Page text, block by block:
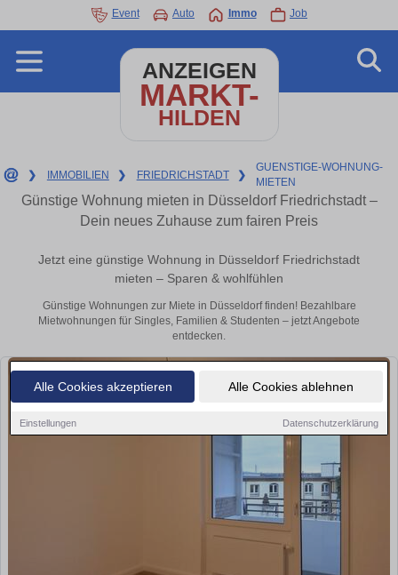
Alle Cookies akzeptieren Alle Cookies ablehnen
Einstellungen Datenschutzerklärung
Event Auto Immo Job
ANZEIGEN
MARKT-
HILDEN
❯ IMMOBILIEN ❯ FRIEDRICHSTADT ❯
GUENSTIGE-WOHNUNG-
MIETEN
Günstige Wohnung mieten in Düsseldorf Friedrichstadt –
Dein neues Zuhause zum fairen Preis
Jetzt eine günstige Wohnung in Düsseldorf Friedrichstadt
mieten – Sparen & wohlfühlen
Günstige Wohnungen zur Miete in Düsseldorf finden! Bezahlbare
Mietwohnungen für Singles, Familien & Studenten – jetzt Angebote
entdecken.